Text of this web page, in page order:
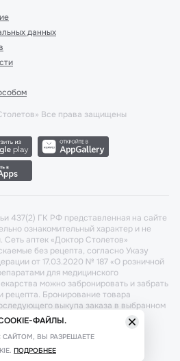
данных
Все права защищены
437(2) ГК РФ представленная на сайте
ознакомительный характер и не
Сеть аптек «Доктор Столетов»
без рецепта, согласно Указу
от 17.03.2020 № 187 «О розничной
для медицинского
можно забронировать и забрать
рецепта. Бронирование товара
выкупа заказа в выбранном
22 декабря 2020г. Разрешение
Вопросы по заказам, претензии
ФАЙЛЫ.
ВЫ РАЗРЕШАЕТЕ
ПОДРОБНЕЕ